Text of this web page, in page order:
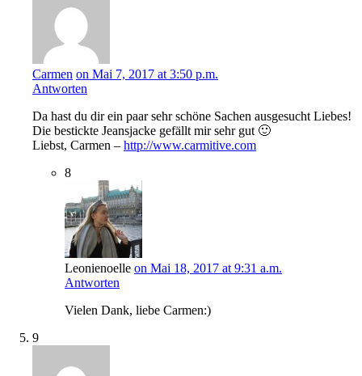
Carmen on Mai 7, 2017 at 3:50 p.m.
Antworten
Da hast du dir ein paar sehr schöne Sachen ausgesucht Liebes!
Die bestickte Jeansjacke gefällt mir sehr gut 🙂
Liebst, Carmen – http://www.carmitive.com
8
Leonienoelle on Mai 18, 2017 at 9:31 a.m.
Antworten
Vielen Dank, liebe Carmen:)
9